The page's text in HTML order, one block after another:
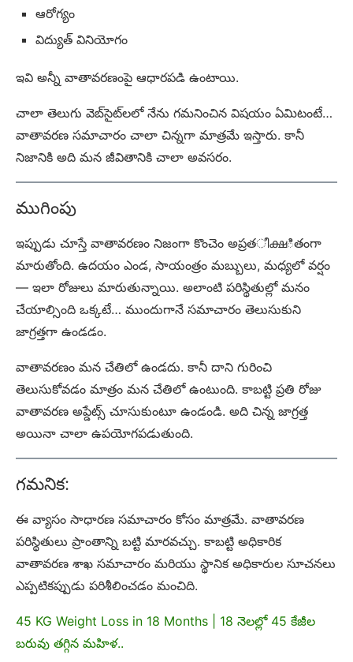
ఆరోగ్యం
విద్యుత్ వినియోగం
ఇవి అన్నీ వాతావరణంపై ఆధారపడి ఉంటాయి.
చాలా తెలుగు వెబ్‌సైట్‌లలో నేను గమనించిన విషయం ఏమిటంటే…
వాతావరణ సమాచారం చాలా చిన్నగా మాత్రమే ఇస్తారు. కానీ
నిజానికి అది మన జీవితానికి చాలా అవసరం.
ముగింపు
ఇప్పుడు చూస్తే వాతావరణం నిజంగా కొంచెం అప్రతീക്ഷితంగా
మారుతోంది. ఉదయం ఎండ, సాయంత్రం మబ్బులు, మధ్యలో వర్షం
— ఇలా రోజులు మారుతున్నాయి. అలాంటి పరిస్థితుల్లో మనం
చేయాల్సింది ఒక్కటే… ముందుగానే సమాచారం తెలుసుకుని
జాగ్రత్తగా ఉండడం.
వాతావరణం మన చేతిలో ఉండదు. కానీ దాని గురించి
తెలుసుకోవడం మాత్రం మన చేతిలో ఉంటుంది. కాబట్టి ప్రతి రోజు
వాతావరణ అప్డేట్స్ చూసుకుంటూ ఉండండి. అది చిన్న జాగ్రత్త
అయినా చాలా ఉపయోగపడుతుంది.
గమనిక:
ఈ వ్యాసం సాధారణ సమాచారం కోసం మాత్రమే. వాతావరణ
పరిస్థితులు ప్రాంతాన్ని బట్టి మారవచ్చు. కాబట్టి అధికారిక
వాతావరణ శాఖ సమాచారం మరియు స్థానిక అధికారుల సూచనలు
ఎప్పటికప్పుడు పరిశీలించడం మంచిది.
45 KG Weight Loss in 18 Months | 18 నెలల్లో 45 కేజీల
బరువు తగ్గిన మహిళ..